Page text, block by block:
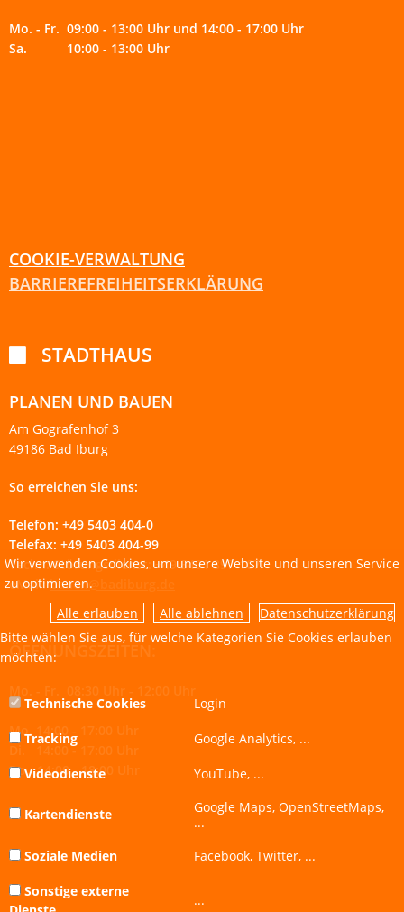
Mo. - Fr. 09:00 - 13:00 Uhr und 14:00 - 17:00 Uhr
Sa. 10:00 - 13:00 Uhr
COOKIE-VERWALTUNG
BARRIEREFREIHEITSERKLÄRUNG
STADTHAUS
PLANEN UND BAUEN
Am Gografenhof 3
49186 Bad Iburg
So erreichen Sie uns:
Telefon: +49 5403 404-0
Telefax: +49 5403 404-99
Techn. Störungsdienst: +49 5401 897-107
eMail:bauen@badiburg.de
ÖFFNUNGSZEITEN:
Mo. - Fr. 08:30 Uhr - 12:00 Uhr
Mo. 14:00 - 17:00 Uhr
Di. 14:00 - 17:00 Uhr
Do. 14:00 - 18:00 Uhr
Wir verwenden Cookies, um unsere Website und unseren Service
zu optimieren.
Datenschutzerklärung
Bitte wählen Sie aus, für welche Kategorien Sie Cookies erlauben
möchten:
Technische Cookies Login
Tracking Google Analytics, ...
Videodienste YouTube, ...
Kartendienste
Google Maps, OpenStreetMaps,
...
Soziale Medien
Facebook, Twitter, ...
Sonstige externe
...